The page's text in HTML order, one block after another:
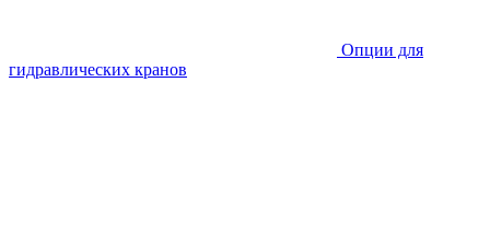
Опции для
гидравлических кранов